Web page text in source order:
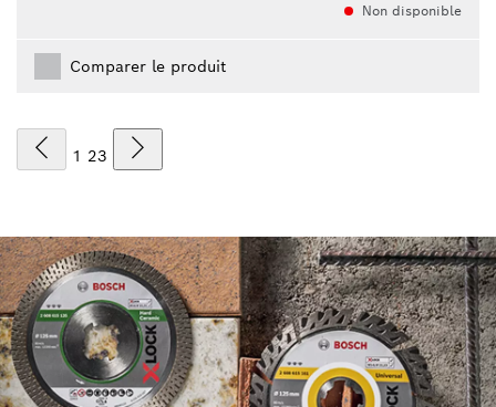
Non disponible
Comparer le produit
1 23